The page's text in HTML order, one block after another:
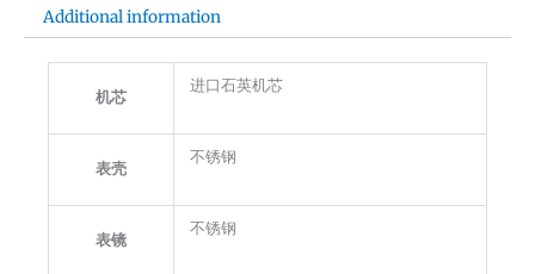
Additional information
机芯
进口石英机芯
表壳
不锈钢
表镜
不锈钢